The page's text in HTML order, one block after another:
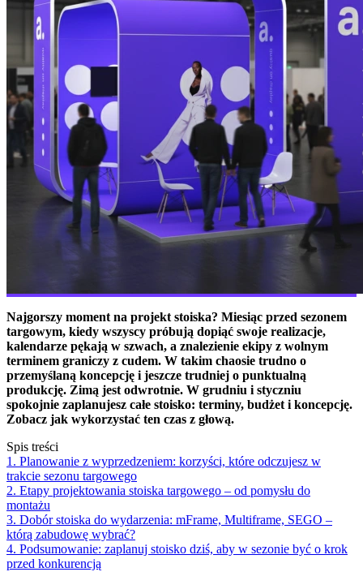
Najgorszy moment na projekt stoiska? Miesiąc przed sezonem
targowym, kiedy wszyscy próbują dopiąć swoje realizacje,
kalendarze pękają w szwach, a znalezienie ekipy z wolnym
terminem graniczy z cudem. W takim chaosie trudno o
przemyślaną koncepcję i jeszcze trudniej o punktualną
produkcję. Zimą jest odwrotnie. W grudniu i styczniu
spokojnie zaplanujesz całe stoisko: terminy, budżet i koncepcję.
Zobacz jak wykorzystać ten czas z głową.
Spis treści
1. Planowanie z wyprzedzeniem: korzyści, które odczujesz w
trakcie sezonu targowego
2. Etapy projektowania stoiska targowego – od pomysłu do
montażu
3. Dobór stoiska do wydarzenia: mFrame, Multiframe, SEGO –
którą zabudowę wybrać?
4. Podsumowanie: zaplanuj stoisko dziś, aby w sezonie być o krok
przed konkurencją